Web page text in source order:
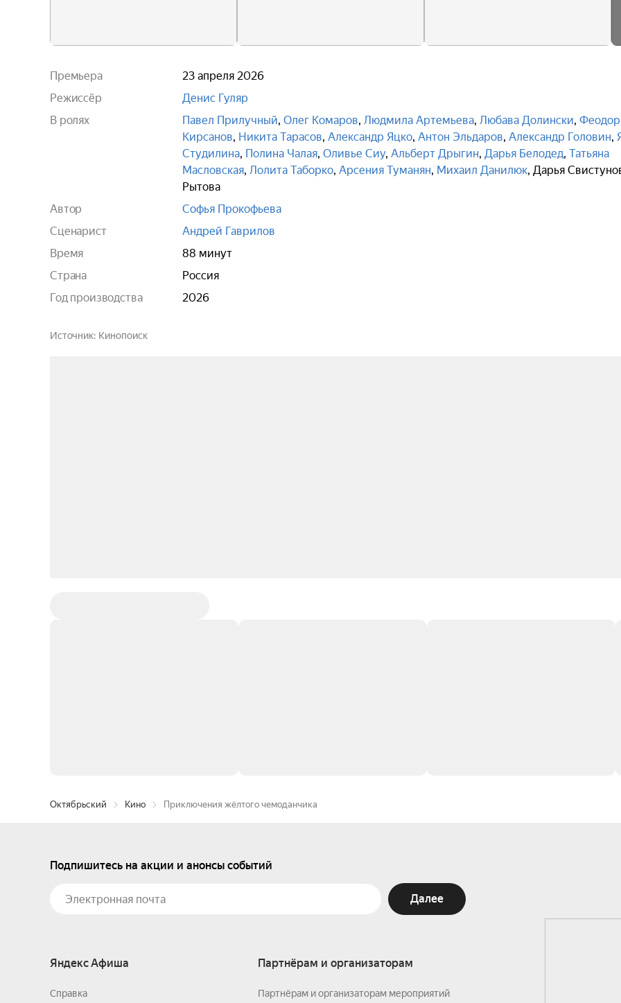
Премьера
23 апреля 2026
Режиссёр
Денис Гуляр
В ролях
Павел Прилучный, Олег Комаров, Людмила Артемьева, Любава Долински, Феодор
Кирсанов, Никита Тарасов, Александр Яцко, Антон Эльдаров, Александр Головин,
Студилина, Полина Чалая, Оливье Сиу, Альберт Дрыгин, Дарья Белодед, Татьяна
Масловская, Лолита Таборко, Арсения Туманян, Михаил Данилюк, Дарья
Рытова
Автор
Софья Прокофьева
Сценарист
Андрей Гаврилов
Время
88 минут
Страна
Россия
Год производства
2026
Источник Кинопоиск
Октябрьский Кино Приключения жёлтого чемоданчика
Подпишитесь на акции и анонсы событий
Далее
Яндекс Афиша
Справка
Партнёрам и организаторам
Партнёрам и организаторам мероприятий